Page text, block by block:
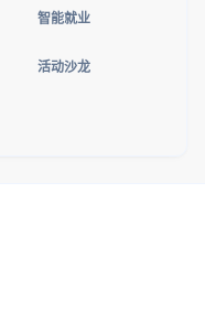
智能就业
活动沙龙